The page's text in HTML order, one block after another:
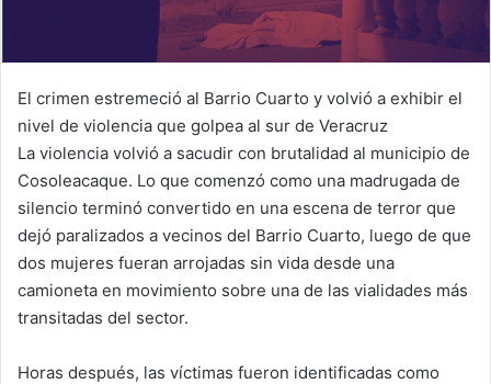
El crimen estremeció al Barrio Cuarto y volvió a exhibir el
nivel de violencia que golpea al sur de Veracruz
La violencia volvió a sacudir con brutalidad al municipio de
Cosoleacaque. Lo que comenzó como una madrugada de
silencio terminó convertido en una escena de terror que
dejó paralizados a vecinos del Barrio Cuarto, luego de que
dos mujeres fueran arrojadas sin vida desde una
camioneta en movimiento sobre una de las vialidades más
transitadas del sector.
Horas después, las víctimas fueron identificadas como